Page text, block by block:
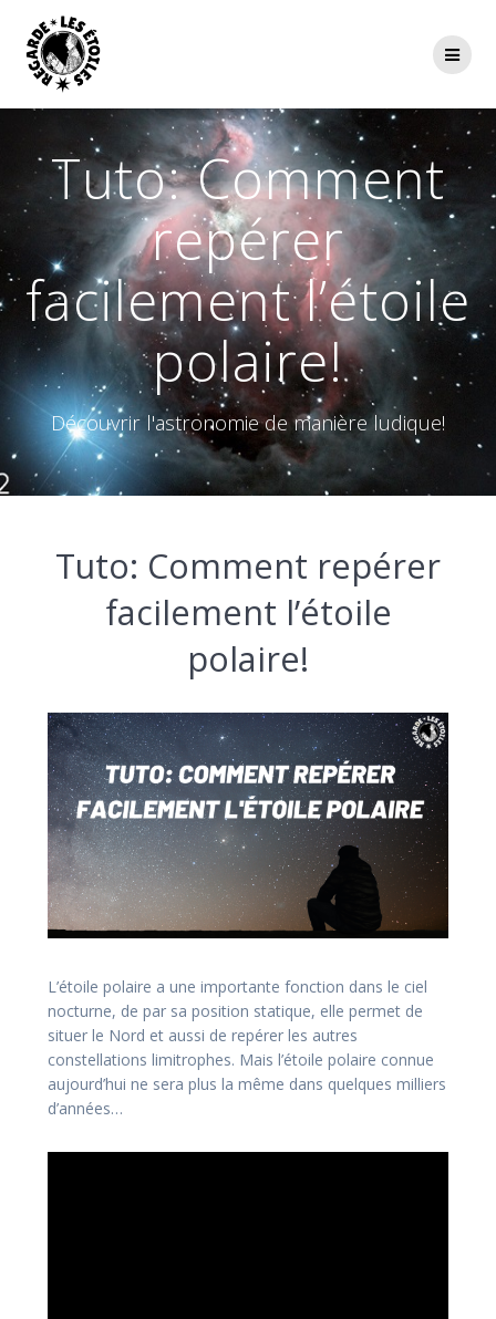
Tuto: Comment
repérer
facilement l’étoile
polaire!
Découvrir l'astronomie de manière ludique!
Tuto: Comment repérer
facilement l’étoile
polaire!
L’étoile polaire a une importante fonction dans le ciel
nocturne, de par sa position statique, elle permet de
situer le Nord et aussi de repérer les autres
constellations limitrophes. Mais l’étoile polaire connue
aujourd’hui ne sera plus la même dans quelques milliers
d’années…